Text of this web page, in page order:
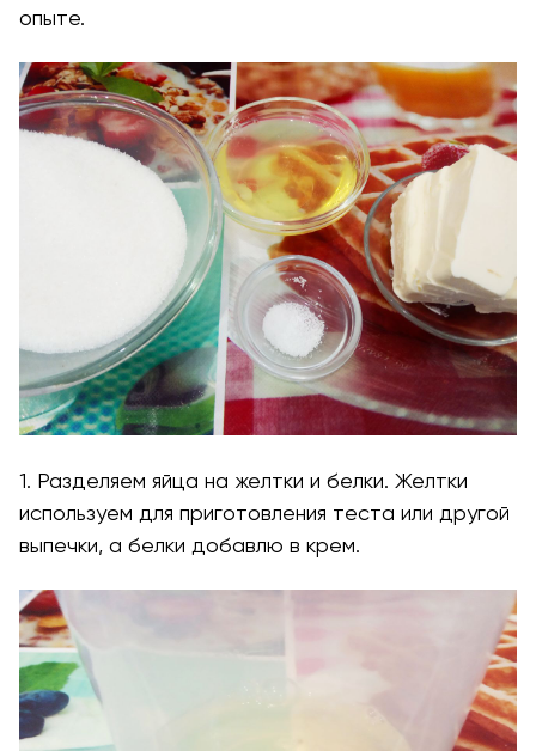
опыте.
1. Разделяем яйца на желтки и белки. Желтки
используем для приготовления теста или другой
выпечки, а белки добавлю в крем.